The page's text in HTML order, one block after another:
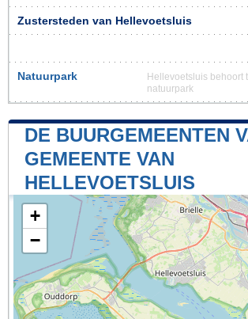
Zustersteden van Hellevoetsluis
Natuurpark
Hellevoetsluis behoort
natuurpark
DE BUURGEMEENTEN
GEMEENTE VAN
HELLEVOETSLUIS
+
−